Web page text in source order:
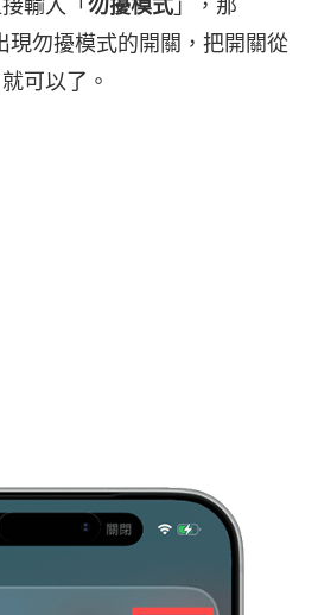
輸入「 勿擾模式 」，那
現勿擾模式的開關，把開關從
就可以了。